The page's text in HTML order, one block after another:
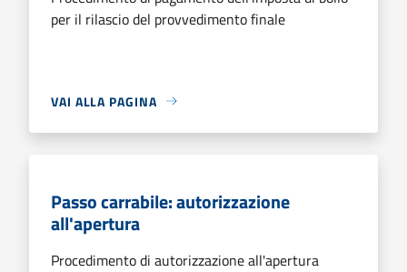
per il rilascio del provvedimento finale
VAI ALLA PAGINA
Passo carrabile: autorizzazione
all'apertura
Procedimento di autorizzazione all'apertura